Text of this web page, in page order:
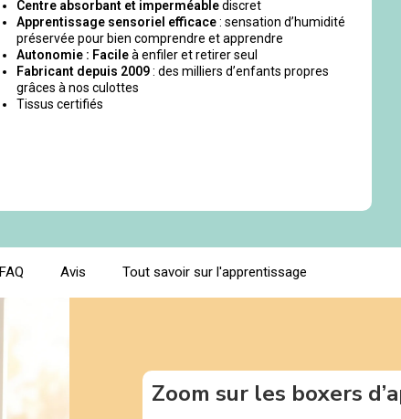
Centre absorbant et imperméablediscret
Apprentissage sensoriel efficace: sensation d’humidité
préservée pour bien comprendre et apprendre
Autonomie : Facileà enfiler et retirer seul
Fabricant depuis 2009: des milliers d’enfants propres
grâces à nos culottes
Tissus certifiés
FAQ Avis Tout savoir sur l'apprentissage
Zoom sur les boxers